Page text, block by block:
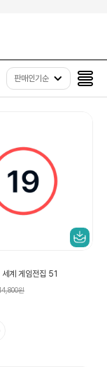
판매인기순
계 게임전집 51